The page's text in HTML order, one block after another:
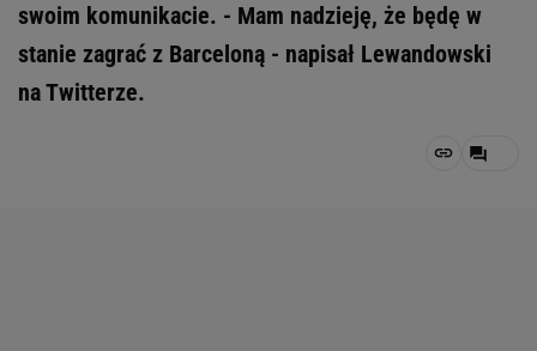
swoim komunikacie. - Mam nadzieję, że będę w
stanie zagrać z Barceloną - napisał Lewandowski
na Twitterze.